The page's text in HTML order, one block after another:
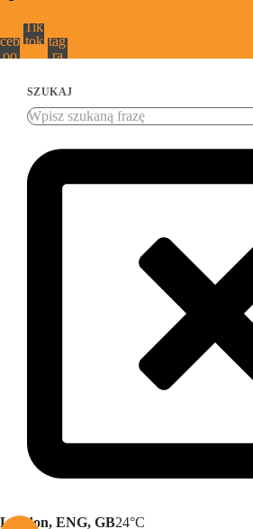
ceb
oo
Tik
tok tag
ra
SZUKAJ
London, ENG, GB24°C